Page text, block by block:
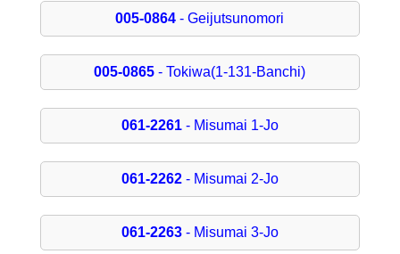
005-0864 - Geijutsunomori
005-0865 - Tokiwa(1-131-Banchi)
061-2261- Misumai 1-Jo
061-2262- Misumai 2-Jo
061-2263- Misumai 3-Jo